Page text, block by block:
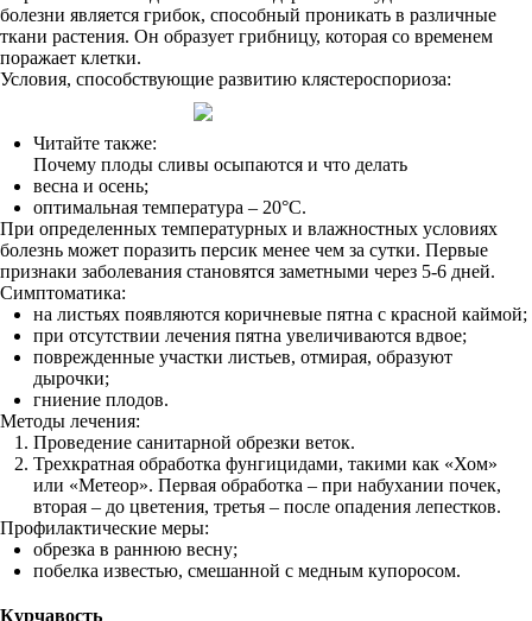
болезни является грибок, способный проникать в различные
ткани растения. Он образует грибницу, которая со временем
поражает клетки.
Условия, способствующие развитию клястероспориоза:
Читайте также:
Почему плоды сливы осыпаются и что делать
весна и осень;
оптимальная температура – 20°С.
При определенных температурных и влажностных условиях
болезнь может поразить персик менее чем за сутки. Первые
признаки заболевания становятся заметными через 5-6 дней.
Симптоматика:
на листьях появляются коричневые пятна с красной каймой;
при отсутствии лечения пятна увеличиваются вдвое;
поврежденные участки листьев, отмирая, образуют
дырочки;
гниение плодов.
Методы лечения:
Проведение санитарной обрезки веток.
Трехкратная обработка фунгицидами, такими как «Хом»
или «Метеор». Первая обработка – при набухании почек,
вторая – до цветения, третья – после опадения лепестков.
Профилактические меры:
обрезка в раннюю весну;
побелка известью, смешанной с медным купоросом.
Курчавость